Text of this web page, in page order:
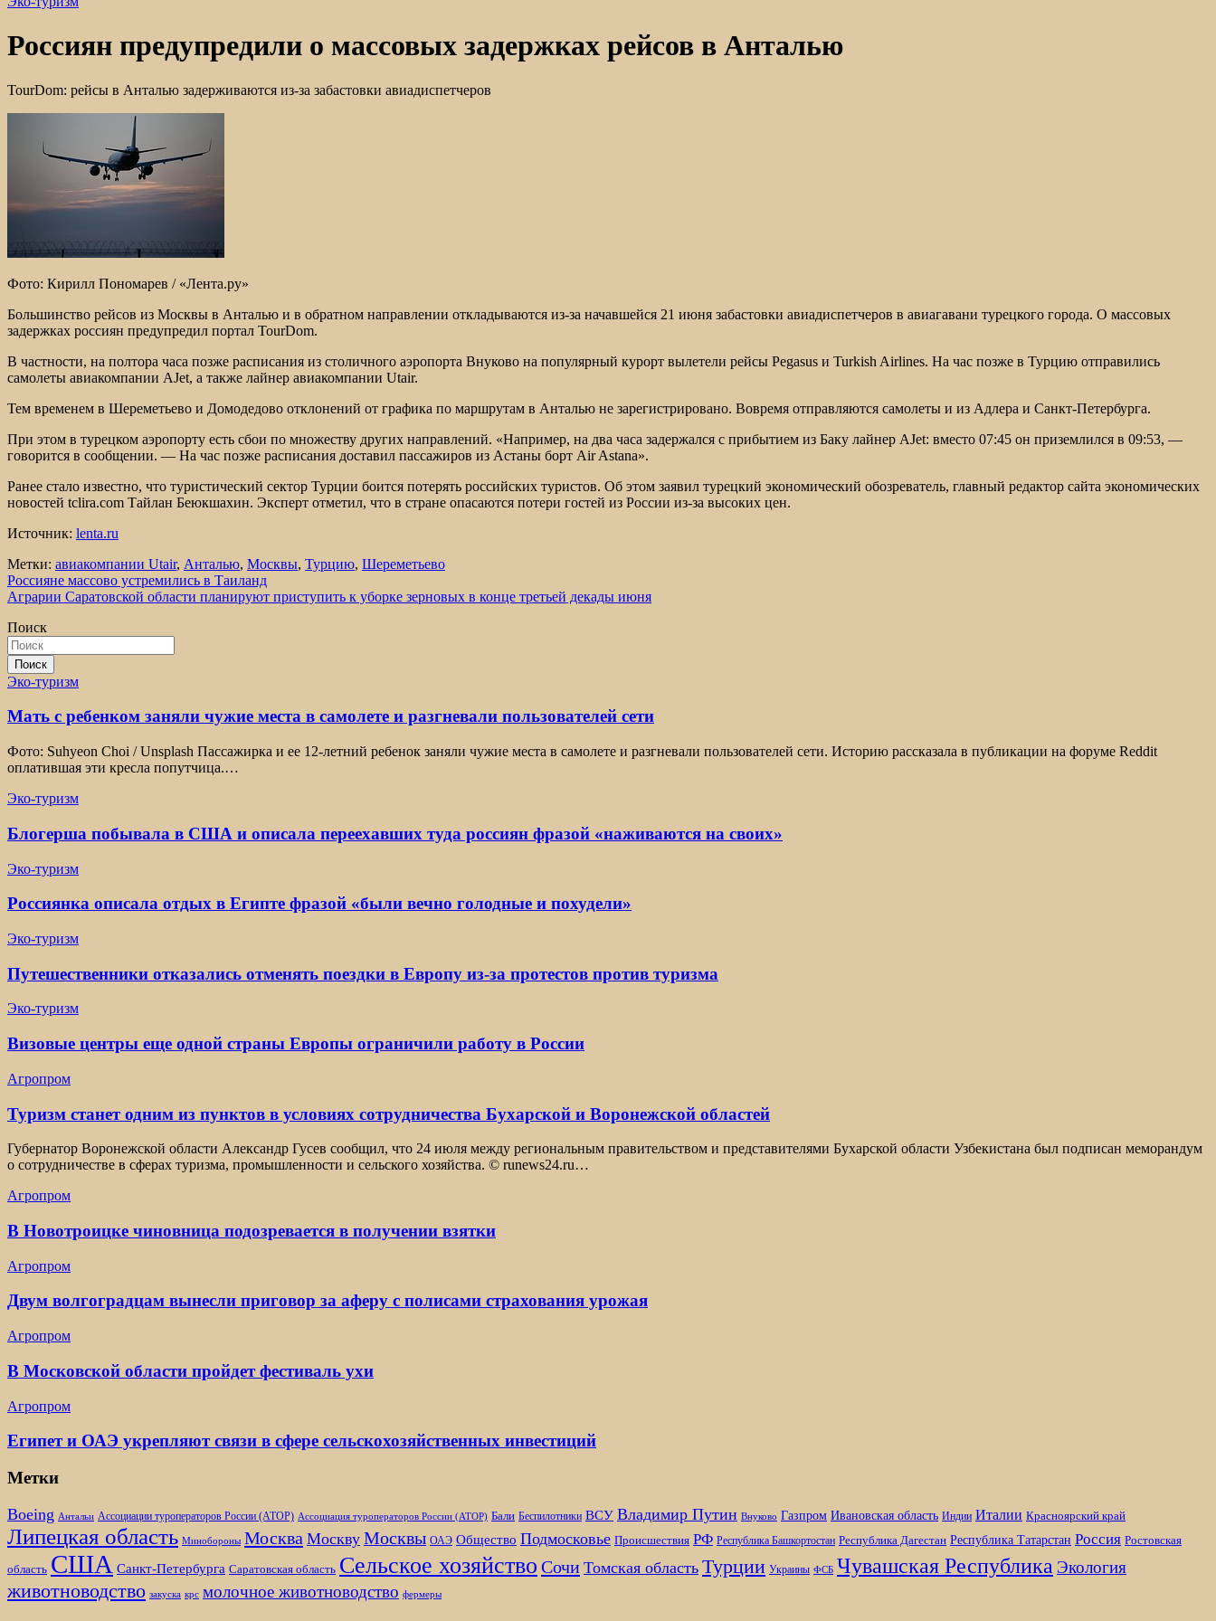
Россиян предупредили о массовых задержках рейсов в Анталью
TourDom: рейсы в Анталью задерживаются из-за забастовки авиадиспетчеров
Фото: Кирилл Пономарев / «Лента.ру»
Большинство рейсов из Москвы в Анталью и в обратном направлении откладываются из-за начавшейся 21 июня забастовки авиадиспетчеров в авиагавани турецкого города. О массовых
задержках россиян предупредил портал TourDom.
В частности, на полтора часа позже расписания из столичного аэропорта Внуково на популярный курорт вылетели рейсы Pegasus и Turkish Airlines. На час позже в Турцию отправились
самолеты авиакомпании AJet, а также лайнер авиакомпании Utair.
Тем временем в Шереметьево и Домодедово отклонений от графика по маршрутам в Анталью не зарегистрировано. Вовремя отправляются самолеты и из Адлера и Санкт-Петербурга.
При этом в турецком аэропорту есть сбои по множеству других направлений. «Например, на два часа задержался с прибытием из Баку лайнер AJet: вместо 07:45 он приземлился в 09:53, —
говорится в сообщении. — На час позже расписания доставил пассажиров из Астаны борт Air Astana».
Ранее стало известно, что туристический сектор Турции боится потерять российских туристов. Об этом заявил турецкий экономический обозреватель, главный редактор сайта экономических
новостей tclira.com Тайлан Беюкшахин. Эксперт отметил, что в стране опасаются потери гостей из России из-за высоких цен.
Источник: lenta.ru
Метки: авиакомпании Utair, Анталью, Москвы, Турцию, Шереметьево
Навигация
по
записям
Россияне массово устремились в Таиланд
Аграрии Саратовской области планируют приступить к уборке зерновых в конце третьей декады июня
Поиск
Поиск
Эко-туризм
Мать с ребенком заняли чужие места в самолете и разгневали пользователей сети
Фото: Suhyeon Choi / Unsplash Пассажирка и ее 12-летний ребенок заняли чужие места в самолете и разгневали пользователей сети. Историю рассказала в публикации на форуме Reddit
оплатившая эти кресла попутчица.…
Эко-туризм
Блогерша побывала в США и описала переехавших туда россиян фразой «наживаются на своих»
Эко-туризм
Россиянка описала отдых в Египте фразой «были вечно голодные и похудели»
Эко-туризм
Путешественники отказались отменять поездки в Европу из-за протестов против туризма
Эко-туризм
Визовые центры еще одной страны Европы ограничили работу в России
Агропром
Туризм станет одним из пунктов в условиях сотрудничества Бухарской и Воронежской областей
Губернатор Воронежской области Александр Гусев сообщил, что 24 июля между региональным правительством и представителями Бухарской области Узбекистана был подписан меморандум
о сотрудничестве в сферах туризма, промышленности и сельского хозяйства. © runews24.ru…
Агропром
В Новотроицке чиновница подозревается в получении взятки
Агропром
Двум волгоградцам вынесли приговор за аферу с полисами страхования урожая
Агропром
В Московской области пройдет фестиваль ухи
Агропром
Египет и ОАЭ укрепляют связи в сфере сельскохозяйственных инвестиций
Метки
Boeing Антальи Ассоциации туроператоров России (АТОР) Ассоциация туроператоров России (АТОР) Бали Беспилотники ВСУ Владимир Путин Внуково Газпром Ивановская область Индии Италии Красноярский край
Липецкая область Минобороны Москва Москву Москвы ОАЭ Общество Подмосковье Происшествия РФ Республика Башкортостан Республика Дагестан Республика Татарстан Россия Ростовская
область США Санкт-Петербурга Саратовская область Сельское хозяйство Сочи Томская область Турции Украины ФСБ Чувашская Республика Экология
животноводство закуска крс молочное животноводство фермеры